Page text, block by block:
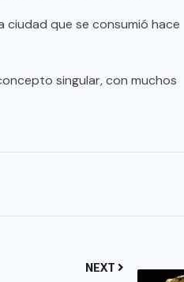
ciudad que se consumió hace
singular, con muchos
NEXT